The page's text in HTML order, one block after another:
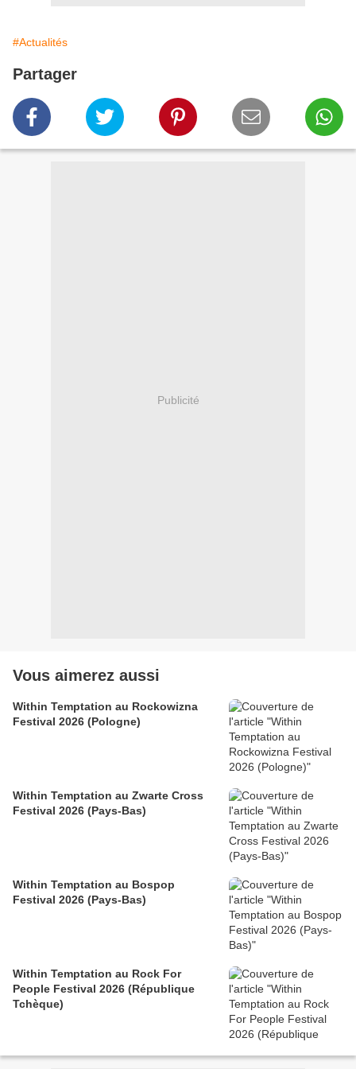
#Actualités
Partager
Publicité
Vous aimerez aussi
Within Temptation au Rockowizna
Festival 2026 (Pologne)
Within Temptation au Zwarte Cross
Festival 2026 (Pays-Bas)
Within Temptation au Bospop
Festival 2026 (Pays-Bas)
Within Temptation au Rock For
People Festival 2026 (République
Tchèque)